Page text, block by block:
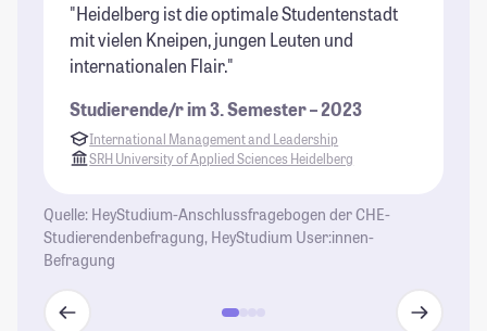
"Heidelberg ist die optimale Studentenstadt
mit vielen Kneipen, jungen Leuten und
internationalen Flair."
Studierende/r im 3. Semester – 2023
International Management and Leadership
SRH University of Applied Sciences Heidelberg
Quelle: HeyStudium-Anschlussfragebogen der CHE-
Studierendenbefragung, HeyStudium User:innen-
Befragung